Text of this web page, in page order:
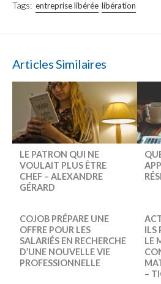
Tags: entreprise libérée libération
Articles Similaires
LE PATRON QUI NE
VOULAIT PLUS ÊTRE
CHEF – ALEXANDRE
GÉRARD
COJOB PRÉPARE UNE
OFFRE POUR LES
SALARIÉS EN RECHERCHE
D’UNE NOUVELLE VIE
PROFESSIONNELLE
ILS
LE
–